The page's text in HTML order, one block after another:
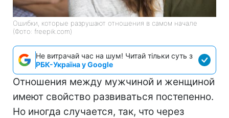
Ошибки, которые разрушают отношения в самом начале
(Фото: freepik.com)
Не витрачай час на шум! Читай тільки суть з
РБК-Україна у Google
Отношения между мужчиной и женщиной
имеют свойство развиваться постепенно.
Но иногда случается, так, что через